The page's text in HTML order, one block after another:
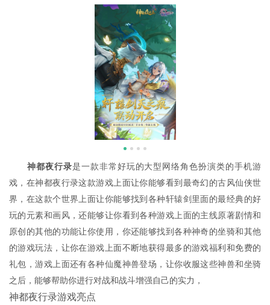
神都夜行录是一款非常好玩的大型网络角色扮演类的手机游
戏，在神都夜行录这款游戏上面让你能够看到最奇幻的古风仙侠世
界，在这款个世界上面让你能够找到各种轩辕剑里面的最经典的好
玩的元素和画风，还能够让你看到各种游戏上面的主线原著剧情和
原创的其他的功能让你使用，你还能够找到各种神奇的坐骑和其他
的游戏玩法，让你在游戏上面不断地获得最多的游戏福利和免费的
礼包，游戏上面还有各种仙魔神兽登场，让你收服这些神兽和坐骑
之后，能够帮助你进行对战和战斗增强自己的实力，
神都夜行录游戏亮点